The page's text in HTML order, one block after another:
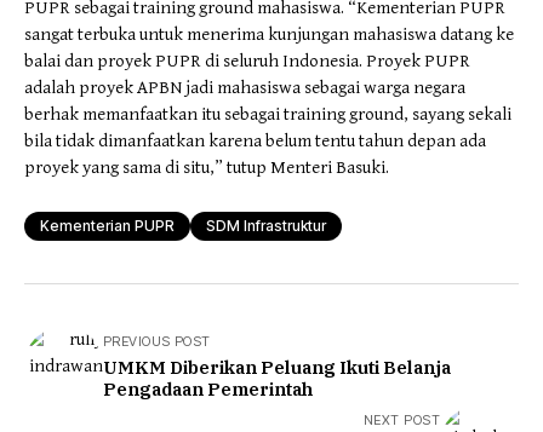
PUPR sebagai training ground mahasiswa. “Kementerian PUPR
sangat terbuka untuk menerima kunjungan mahasiswa datang ke
balai dan proyek PUPR di seluruh Indonesia. Proyek PUPR
adalah proyek APBN jadi mahasiswa sebagai warga negara
berhak memanfaatkan itu sebagai training ground, sayang sekali
bila tidak dimanfaatkan karena belum tentu tahun depan ada
proyek yang sama di situ,” tutup Menteri Basuki.
Kementerian PUPR SDM Infrastruktur
PREVIOUS POST
UMKM Diberikan Peluang Ikuti Belanja
Pengadaan Pemerintah
NEXT POST